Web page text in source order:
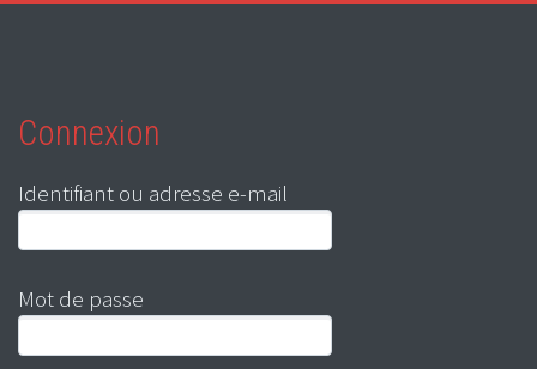
Connexion
Identifiant ou adresse e-mail
Mot de passe